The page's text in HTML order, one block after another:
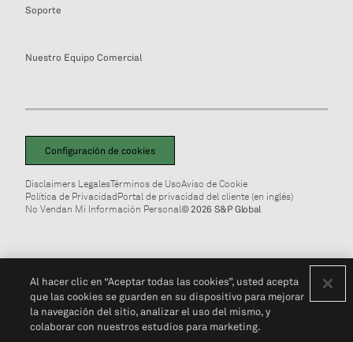
Soporte
Nuestro Equipo Comercial
Configuración de cookies
Disclaimers LegalesTérminos de UsoAviso de Cookie
Política de PrivacidadPortal de privacidad del cliente (en inglés)
No Vendan Mi Información Personal© 2026 S&P Global
Al hacer clic en “Aceptar todas las cookies”, usted acepta
que las cookies se guarden en su dispositivo para mejorar
la navegación del sitio, analizar el uso del mismo, y
colaborar con nuestros estudios para marketing.